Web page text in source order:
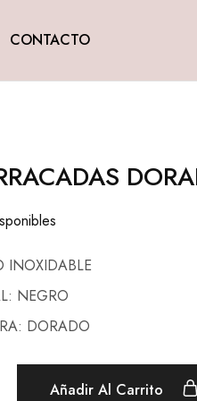
CONTACTO
INOXIDABLE
NEGRO
DORADO
Añadir Al Carrito